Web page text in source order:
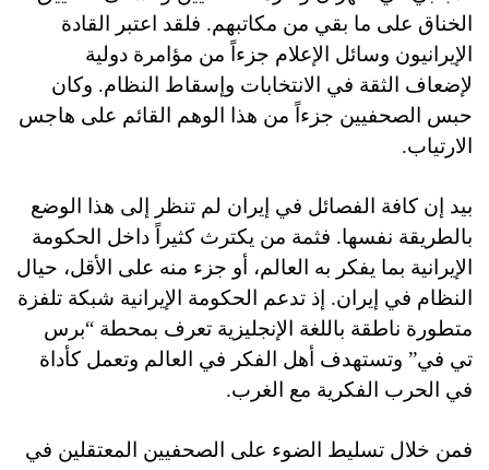
الخناق على ما بقي من مكاتبهم. فلقد اعتبر القادة
الإيرانيون وسائل الإعلام جزءاً من مؤامرة دولية
لإضعاف الثقة في الانتخابات وإسقاط النظام. وكان
حبس الصحفيين جزءاً من هذا الوهم القائم على هاجس
الارتياب.
بيد إن كافة الفصائل في إيران لم تنظر إلى هذا الوضع
بالطريقة نفسها. فثمة من يكترث كثيراً داخل الحكومة
الإيرانية بما يفكر به العالم، أو جزء منه على الأقل، حيال
النظام في إيران. إذ تدعم الحكومة الإيرانية شبكة تلفزة
متطورة ناطقة باللغة الإنجليزية تعرف بمحطة “برس
تي في” وتستهدف أهل الفكر في العالم وتعمل كأداة
في الحرب الفكرية مع الغرب.
فمن خلال تسليط الضوء على الصحفيين المعتقلين في